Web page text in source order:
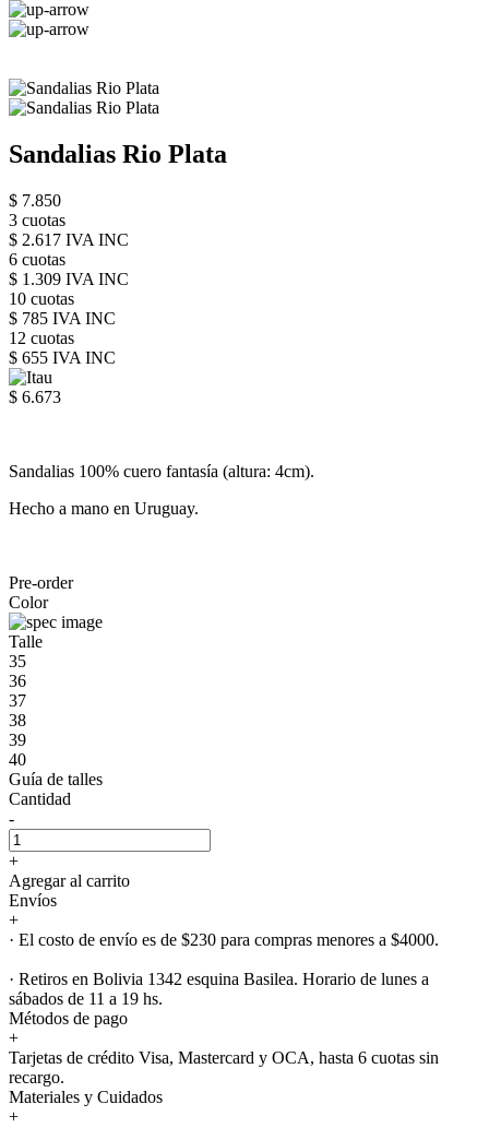
Sandalias Rio Plata
$ 7.850
3 cuotas
$ 2.617 IVA INC
6 cuotas
$ 1.309 IVA INC
10 cuotas
$ 785 IVA INC
12 cuotas
$ 655 IVA INC
$ 6.673
Sandalias 100% cuero fantasía (altura: 4cm).
Hecho a mano en Uruguay.
Pre-order
Color
Talle
35
36
37
38
39
40
Guía de talles
Cantidad
-
+
Agregar al carrito
Envíos
+
· El costo de envío es de $230 para compras menores a $4000.
· Retiros en Bolivia 1342 esquina Basilea. Horario de lunes a
sábados de 11 a 19 hs.
Métodos de pago
+
Tarjetas de crédito Visa, Mastercard y OCA, hasta 6 cuotas sin
recargo.
Materiales y Cuidados
+